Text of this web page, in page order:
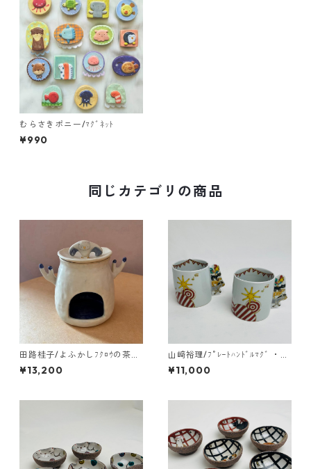
むらさきポニー/ﾏｸﾞﾈｯﾄ
¥990
同じカテゴリの商品
田路桂子/よふかしﾌｸﾛｳの茶香
炉
¥13,200
山﨑裕理/ﾌﾟﾚｰﾄﾊﾝﾄﾞﾙﾏｸﾞ ・ﾌﾞ
ﾚｰﾒﾝの音楽隊
¥11,000